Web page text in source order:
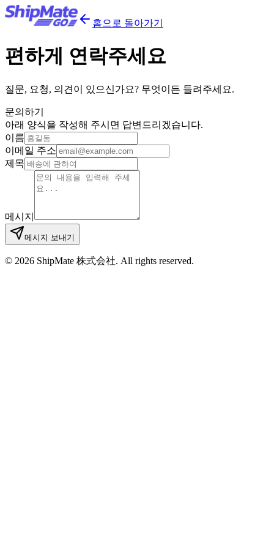
홈으로 돌아가기
편하게 연락주세요
질문, 요청, 의견이 있으신가요? 무엇이든 들려주세요.
문의하기
아래 양식을 작성해 주시면 답변드리겠습니다.
이름
이메일 주소
제목
메시지
메시지 보내기
© 2026 ShipMate 株式会社. All rights reserved.